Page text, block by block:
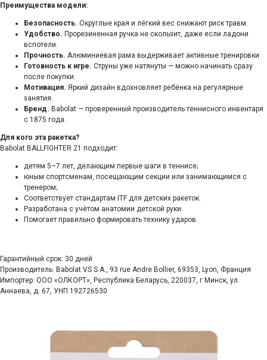
Преимущества модели:
Безопасность. Округлые края и лёгкий вес снижают риск травм.
Удобство. Прорезиненная ручка не скользит, даже если ладони
вспотели.
Прочность. Алюминиевая рама выдерживает активные тренировки.
Готовность к игре. Струны уже натянуты — можно начинать сразу
после покупки.
Мотивация. Яркий дизайн вдохновляет ребёнка на регулярные
занятия.
Бренд. Babolat — проверенный производитель теннисного инвентаря
с 1875 года.
Для кого эта ракетка?
Babolat BALLFIGHTER 21 подходит:
детям 5–7 лет, делающим первые шаги в теннисе;
юным спортсменам, посещающим секции или занимающимся с
тренером;
Соответствует стандартам ITF для детских ракеток.
Разработана с учётом анатомии детской руки.
Помогает правильно формировать технику ударов.
Гарантийный срок: 30 дней
Производитель: Babolat VS S.A., 93 rue Andre Bollier, 69353, Lyon, Франция
Импортер: ООО «ОЛКОРТ», Республика Беларусь, 220037, г Минск, ул.
Аннаева, д. 67, УНП 192726530